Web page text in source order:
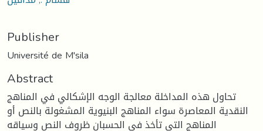
Publisher
Université de M'sila
Abstract
تحاول هذه المداخلة معالجة الوجه الإشكالي في المناهج
النقدية المعاصرة سواء المناهج البنيوية المشغولة بالنص أو
المناهج التي تأخذ في الحسبان ظروف النص وسياقه